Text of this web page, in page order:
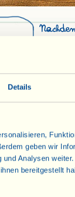
Details
geben wir
Analysen
bereitgestellt
einen